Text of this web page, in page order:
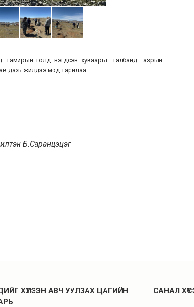
тамирын голд нэгдсэн хуваарьт талбайд Газрын
дахь жилдээ мод тарилаа.
Б.Саранцэцэг
ХҮЛЭЭН АВЧ УУЛЗАХ ЦАГИЙН
САНАЛ